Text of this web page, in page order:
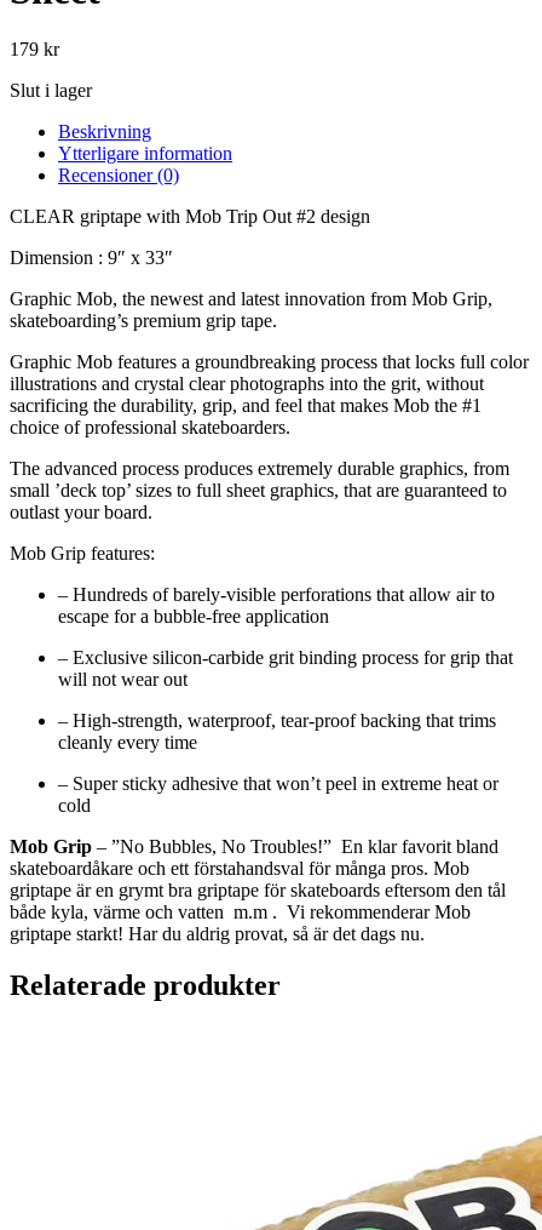
179 kr
Slut i lager
Beskrivning
Ytterligare information
Recensioner (0)
CLEAR griptape with Mob Trip Out #2 design
Dimension : 9″ x 33″
Graphic Mob, the newest and latest innovation from Mob Grip,
skateboarding’s premium grip tape.
Graphic Mob features a groundbreaking process that locks full color
illustrations and crystal clear photographs into the grit, without
sacrificing the durability, grip, and feel that makes Mob the #1
choice of professional skateboarders.
The advanced process produces extremely durable graphics, from
small ’deck top’ sizes to full sheet graphics, that are guaranteed to
outlast your board.
Mob Grip features:
– Hundreds of barely-visible perforations that allow air to
escape for a bubble-free application
– Exclusive silicon-carbide grit binding process for grip that
will not wear out
– High-strength, waterproof, tear-proof backing that trims
cleanly every time
– Super sticky adhesive that won’t peel in extreme heat or
cold
Mob Grip – ”No Bubbles, No Troubles!” En klar favorit bland
skateboardåkare och ett förstahandsval för många pros. Mob
griptape är en grymt bra griptape för skateboards eftersom den tål
både kyla, värme och vatten m.m . Vi rekommenderar Mob
griptape starkt! Har du aldrig provat, så är det dags nu.
Relaterade produkter